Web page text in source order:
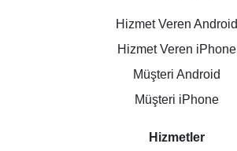
Hizmet Veren Android
Hizmet Veren iPhone
Müşteri Android
Müşteri iPhone
Hizmetler